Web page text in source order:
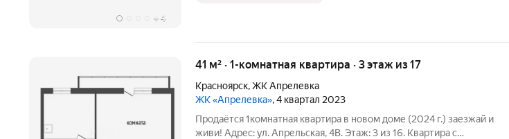
+ 4
41 м² · 1-комнатная квартира · 3 этаж из 17
Красноярск,ЖК Апрелевка
ЖК «Апрелевка», 4 квартал 2023
Продаётся 1комнатная квартира в новом доме (2024 г.) заезжай и
живи! Адрес: ул. Апрельская, 4В. Этаж: 3 из 16. Квартира с